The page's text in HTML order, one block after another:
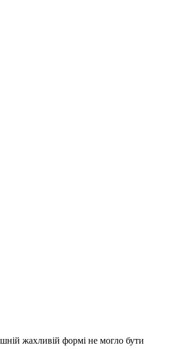
жахливій формі не могло бути